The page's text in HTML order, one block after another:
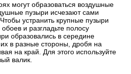
могут образоваться воздушные
пузыри исчезают сами
устранить крупные пузыри
обоев и разгладьте полосу
образовались в середине
в разные стороны, дробя на
на край. Для этого используйте
валик.